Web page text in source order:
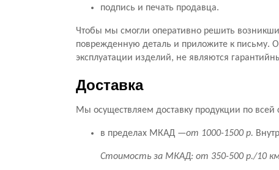
подпись и печать продавца.
Чтобы мы смогли оперативно решить
поврежденную деталь и приложите к письму.
эксплуатации изделий, не являются
Доставка
Мы осуществляем доставку продукции по всей
в пределах МКАД —от 1000-1500 р.
Стоимость за МКАД: от 350-500 р./10